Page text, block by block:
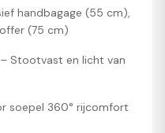
handbagage (55 cm),
(75 cm)
– Stootvast en licht van
soepel 360° rijcomfort